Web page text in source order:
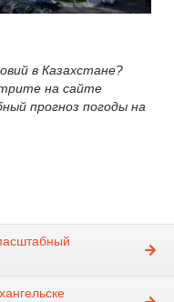
в Казахстане?
на сайте
прогноз погоды на